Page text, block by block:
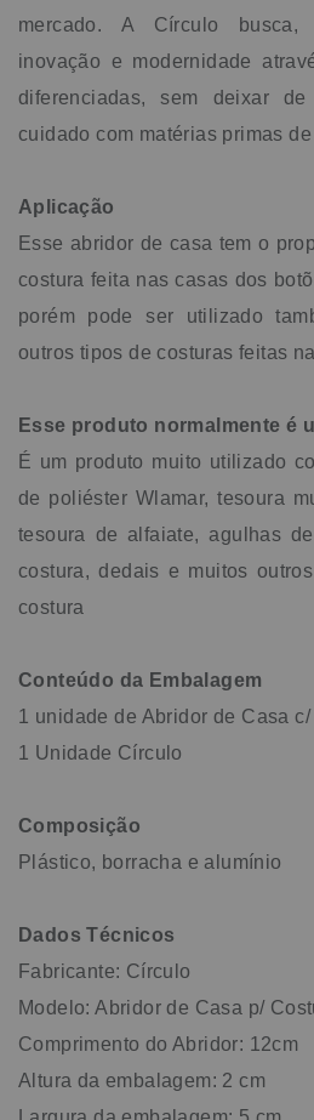
mercado. A Círculo busca,
inovação e modernidade
diferenciadas, sem deixar
cuidado com matérias primas
Aplicação
Esse abridor de casa tem o
costura feita nas casas dos
porém pode ser utilizado
outros tipos de costuras feitas
Esse produto normalmente é
É um produto muito utilizado
de poliéster Wlamar, tesoura
tesoura de alfaiate, agulhas
costura, dedais e muitos
costura
Conteúdo da Embalagem
1 unidade de Abridor de Casa
1 Unidade Círculo
Composição
Plástico, borracha e alumínio
Dados Técnicos
Fabricante: Círculo
Modelo: Abridor de Casa p/
Comprimento do Abridor: 12cm
Altura da embalagem: 2 cm